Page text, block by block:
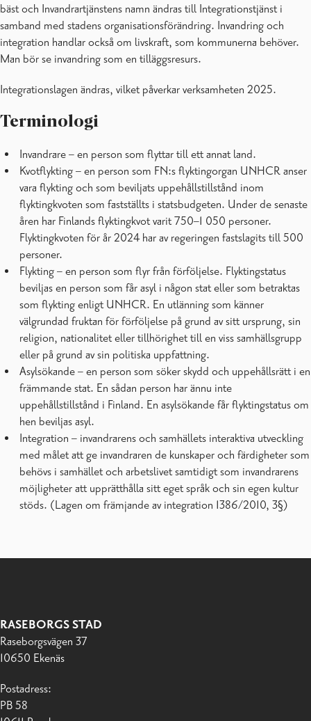
bäst och Invandrartjänstens namn ändras till Integrationstjänst i
samband med stadens organisationsförändring. Invandring och
integration handlar också om livskraft, som kommunerna behöver.
Man bör se invandring som en tilläggsresurs.
Integrationslagen ändras, vilket påverkar verksamheten 2025.
Terminologi
Invandrare – en person som flyttar till ett annat land.
Kvotflykting – en person som FN:s flyktingorgan UNHCR anser
vara flykting och som beviljats uppehållstillstånd inom
flyktingkvoten som fastställts i statsbudgeten. Under de senaste
åren har Finlands flyktingkvot varit 750–1 050 personer.
Flyktingkvoten för år 2024 har av regeringen fastslagits till 500
personer.
Flykting – en person som flyr från förföljelse. Flyktingstatus
beviljas en person som får asyl i någon stat eller som betraktas
som flykting enligt UNHCR. En utlänning som känner
välgrundad fruktan för förföljelse på grund av sitt ursprung, sin
religion, nationalitet eller tillhörighet till en viss samhällsgrupp
eller på grund av sin politiska uppfattning.
Asylsökande – en person som söker skydd och uppehållsrätt i en
främmande stat. En sådan person har ännu inte
uppehållstillstånd i Finland. En asylsökande får flyktingstatus om
hen beviljas asyl.
Integration – invandrarens och samhällets interaktiva utveckling
med målet att ge invandraren de kunskaper och färdigheter som
behövs i samhället och arbetslivet samtidigt som invandrarens
möjligheter att upprätthålla sitt eget språk och sin egen kultur
stöds. (Lagen om främjande av integration 1386/2010, 3§)
RASEBORGS STAD
Raseborgsvägen 37
10650 Ekenäs
Postadress:
PB 58